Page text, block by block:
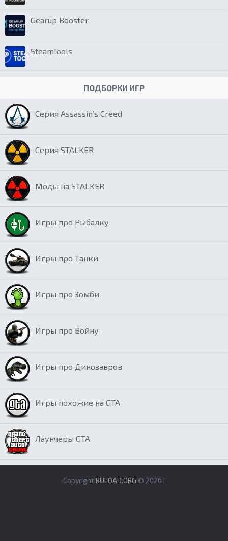
Gearup Booster
SteamTools
ПОДБОРКИ ИГР
Серия Assassin’s Creed
Серия STALKER
Моды на STALKER
Игры про Рыбалку
Игры про Танки
Игры про Зомби
Игры про Войну
Игры про Динозавров
Игры похожие на GTA
Лаунчеры GTA
Copyright RULOAD.ORG © 2026 |